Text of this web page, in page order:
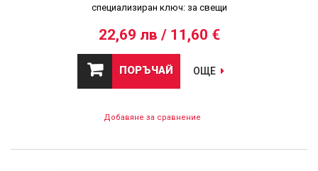
специализиран ключ: за свещи
22,69 лв / 11,60 €
ПОРЪЧАЙ ОЩЕ
Добавяне за сравнение